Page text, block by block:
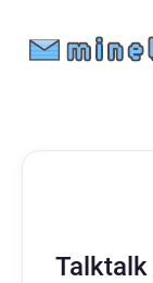
Talktalk